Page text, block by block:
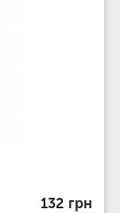
132 грн